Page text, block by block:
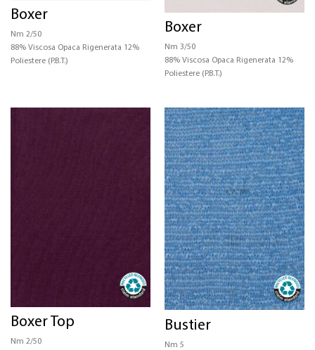
CERTIFICAZIONI
STRUTTURA
Boxer
Nm 2/50
88% Viscosa Opaca Rigenerata 12%
Poliestere (P.B.T.)
Boxer
Nm 3/50
88% Viscosa Opaca Rigenerata 12%
Poliestere (P.B.T.)
Boxer Top
Nm 2/50
Bustier
Nm 5